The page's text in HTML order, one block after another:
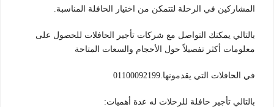
المشاركين في الرحلة لتتمكن من اختيار الحافلة المناسبة.
بالتالي يمكنك التواصل مع شركات تأجير الحافلات للحصول على
معلومات أكثر تفصيلاً حول الأحجام والسعات المتاحة
في الحافلات التي يقدمونها.01100092199
بالتالي تأجير حافلة للرحلات له عدة أهميات: